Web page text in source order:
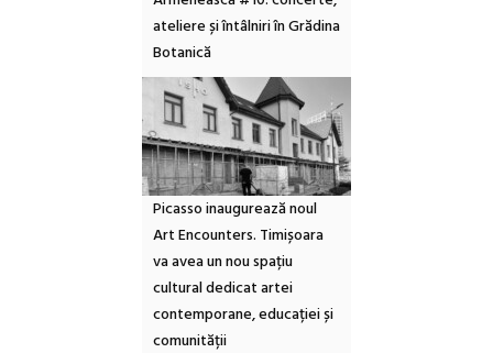
ateliere și întâlniri în Grădina
Botanică
Picasso inaugurează noul
Art Encounters. Timișoara
va avea un nou spațiu
cultural dedicat artei
contemporane, educației și
comunității